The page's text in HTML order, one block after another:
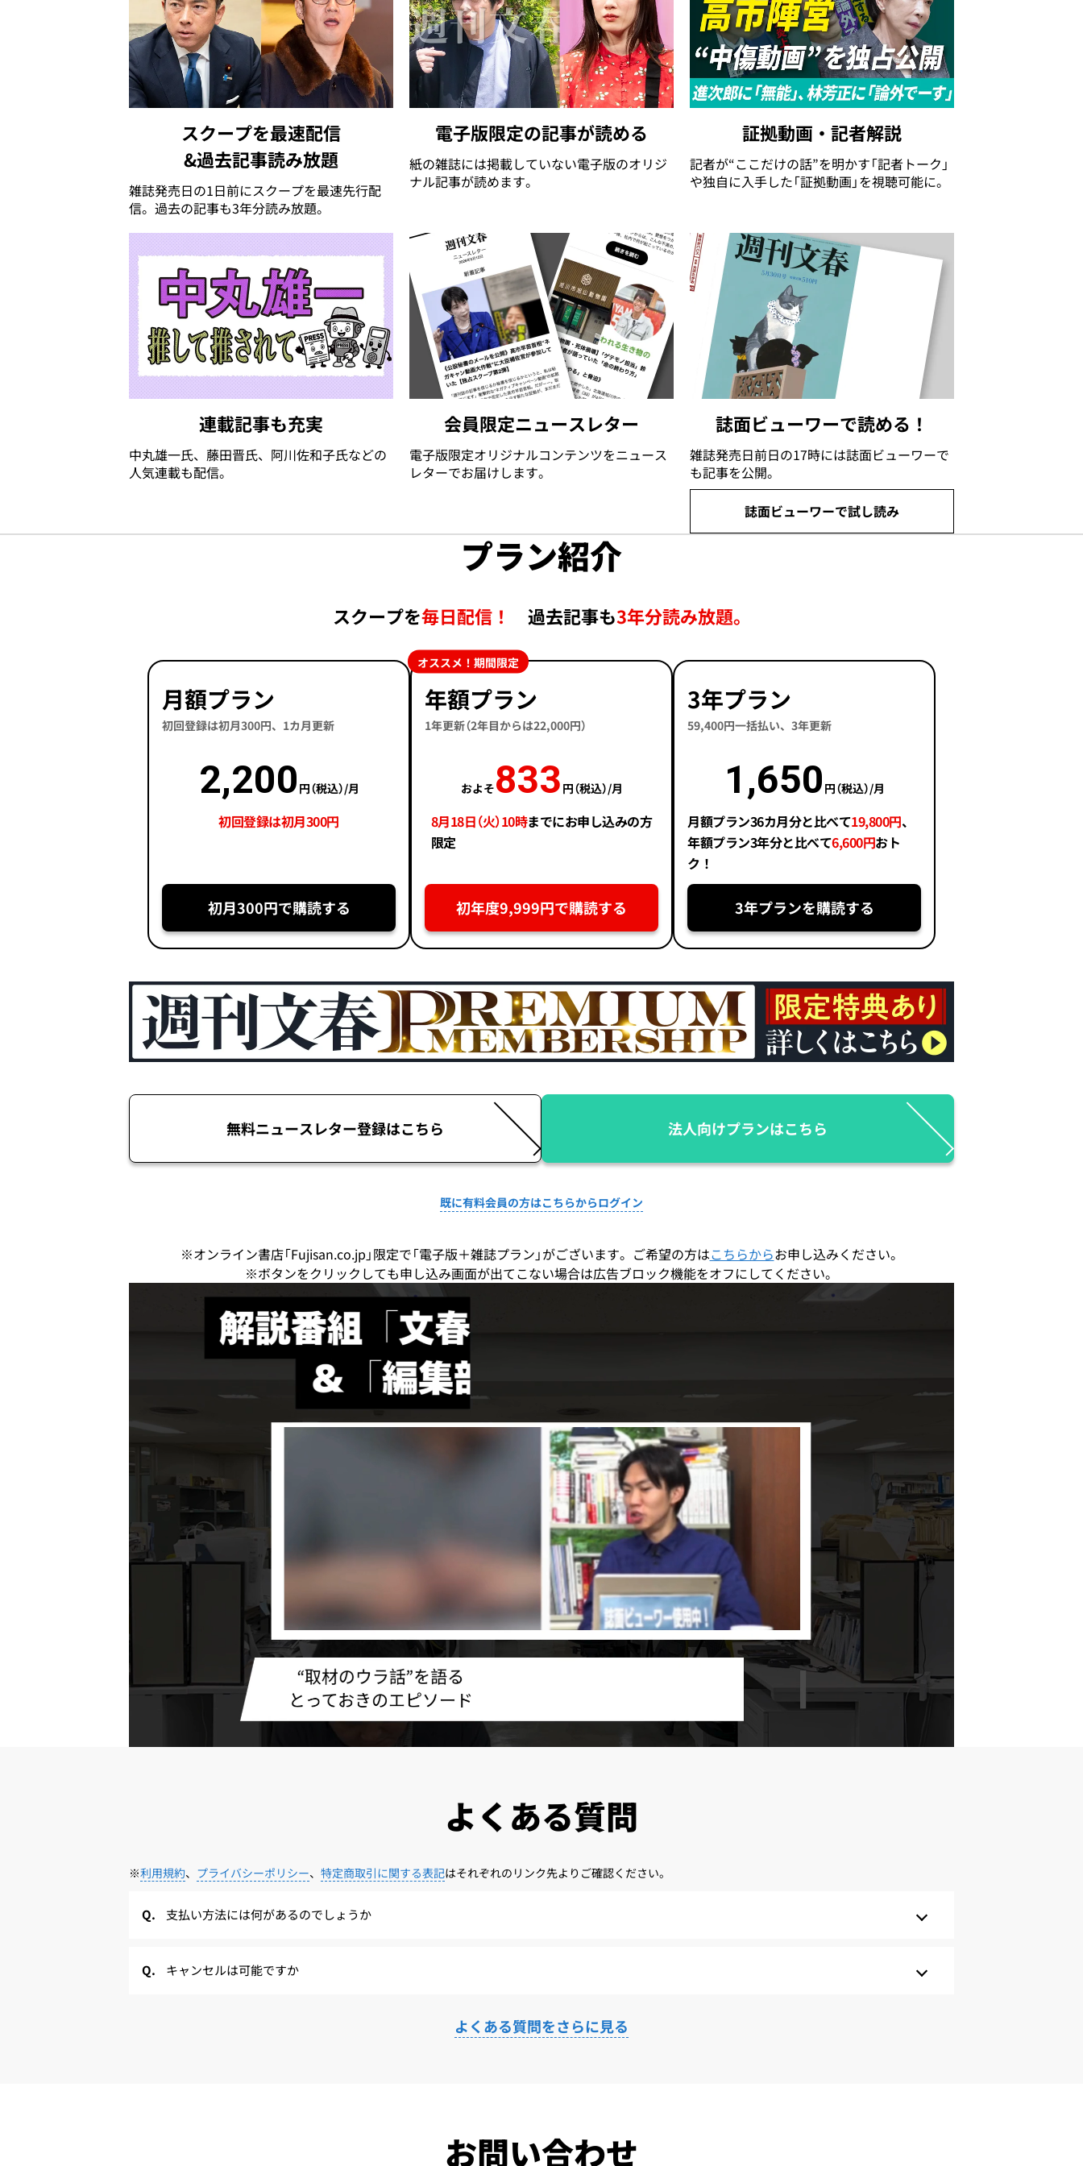
スクープを最速配信
&過去記事読み放題
雑誌発売日の1日前にスクープを最速先行配
信。過去の記事も3年分読み放題。
電子版限定の記事が読める
紙の雑誌には掲載していない電子版のオリジ
ナル記事が読めます。
証拠動画・記者解説
記者が“ここだけの話”を明かす「記者トーク」
や独自に入手した「証拠動画」を視聴可能に。
連載記事も充実
中丸雄一氏、藤田晋氏、阿川佐和子氏などの
人気連載も配信。
会員限定ニュースレター
電子版限定オリジナルコンテンツをニュース
レターでお届けします。
誌面ビューワーで読める！
雑誌発売日前日の17時には誌面ビューワーで
も記事を公開。
誌面ビューワーで試し読み
プラン紹介
スクープを毎日配信！ 過去記事も3年分読み放題。
月額プラン
初回登録は初月300円、1カ月更新
2,200 円（税込）/月
初回登録は初月300円
初月300円で購読する
年額プラン
1年更新（2年目からは22,000円）
およそ833 円（税込）/月
8月18日（火）10時までにお申し込みの方
限定
初年度9,999円で購読する
オススメ！期間限定
3年プラン
59,400円一括払い、3年更新
1,650 円（税込）/月
月額プラン36カ月分と比べて19,800円、
年額プラン3年分と比べて6,600円おト
ク！
3年プランを購読する
無料ニュースレター登録はこちら 法人向けプランはこちら
既に有料会員の方はこちらからログイン
※オンライン書店「Fujisan.co.jp」限定で「電子版＋雑誌プラン」がございます。ご希望の方はこちらからお申し込みください。
※ボタンをクリックしても申し込み画面が出てこない場合は広告ブロック機能をオフにしてください。
よくある質問
※利用規約、 プライバシーポリシー、 特定商取引に関する表記はそれぞれのリンク先よりご確認ください。
支払い方法には何があるのでしょうか
キャンセルは可能ですか
よくある質問をさらに見る
お問い合わせ